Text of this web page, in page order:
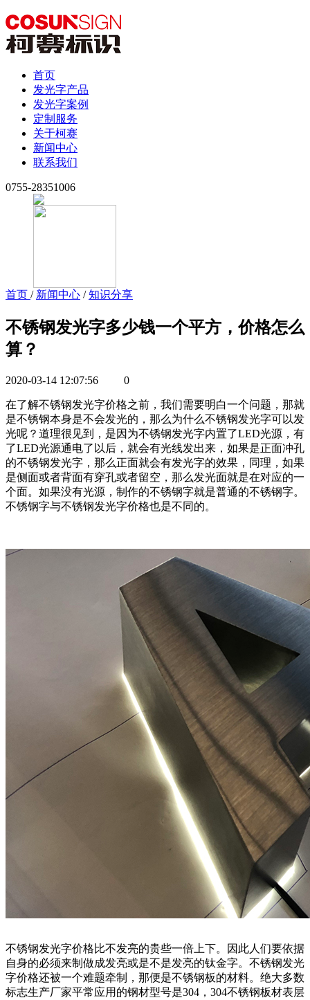
首页
发光字产品
发光字案例
定制服务
关于柯赛
新闻中心
联系我们
0755-28351006
首页 / 新闻中心 /知识分享
不锈钢发光字多少钱一个平方，价格怎么
算？
2020-03-14 12:07:56 0
在了解不锈钢发光字价格之前，我们需要明白一个问题，那就
是不锈钢本身是不会发光的，那么为什么不锈钢发光字可以发
光呢？道理很见到，是因为不锈钢发光字内置了LED光源，有
了LED光源通电了以后，就会有光线发出来，如果是正面冲孔
的不锈钢发光字，那么正面就会有发光字的效果，同理，如果
是侧面或者背面有穿孔或者留空，那么发光面就是在对应的一
个面。如果没有光源，制作的不锈钢字就是普通的不锈钢字。
不锈钢字与不锈钢发光字价格也是不同的。
不锈钢发光字价格比不发亮的贵些一倍上下。因此人们要依据
自身的必须来制做成发亮或是不是发亮的钛金字。不锈钢发光
字价格还被一个难题牵制，那便是不锈钢板的材料。绝大多数
标志生产厂家平常应用的钢材型号是304，304不锈钢板材表层